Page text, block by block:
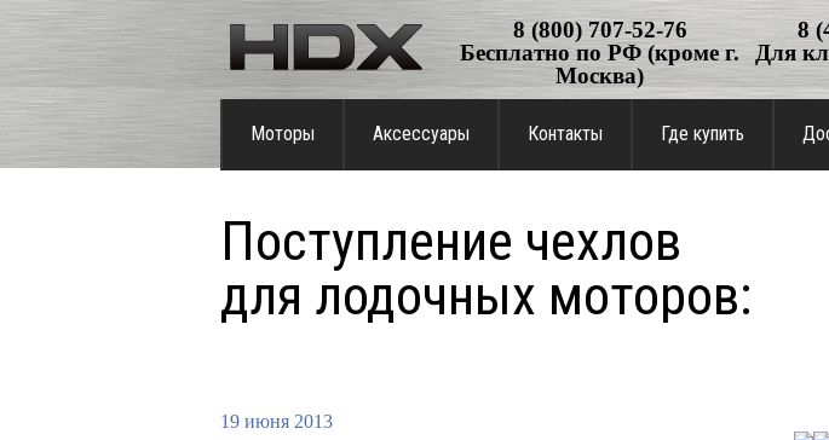
8 (800) 707-52-76
Бесплатно по РФ (кроме г.
Москва)
8
Для
Моторы Аксессуары Контакты Где купить
Поступление чехлов
для лодочных моторов:
19 июня 2013